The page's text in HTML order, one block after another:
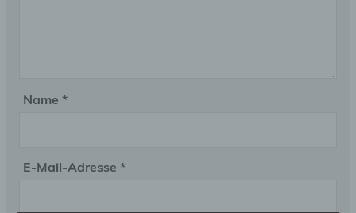
Name *
E-Mail-Adresse *